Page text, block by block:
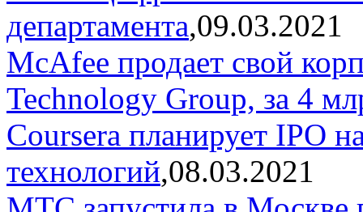
департамента,09.03.2021
McAfee продает свой
Technology Group, за 4
Coursera планирует IPO
технологий,08.03.2021